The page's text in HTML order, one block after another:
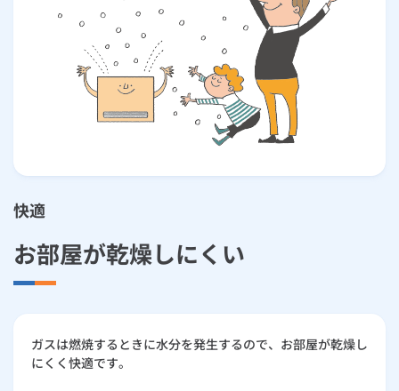
快適
お部屋が乾燥しにくい
ガスは燃焼するときに水分を発生するので、お部屋が乾燥し
にくく快適です。